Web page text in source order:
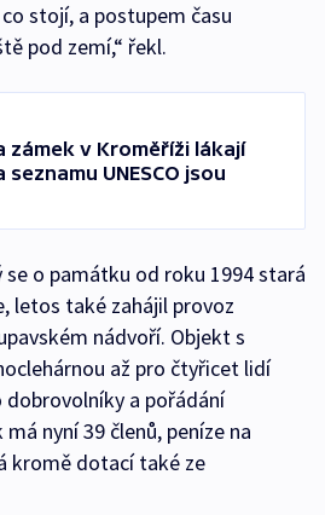
stojí, a postupem času
pod zemí,“ řekl.
zámek v Kroměříži lákají
UNESCO jsou
o památku od roku 1994 stará
letos také zahájil provoz
nádvoří. Objekt s
až pro čtyřicet lidí
a pořádání
nyní 39 členů, peníze na
kromě dotací také ze